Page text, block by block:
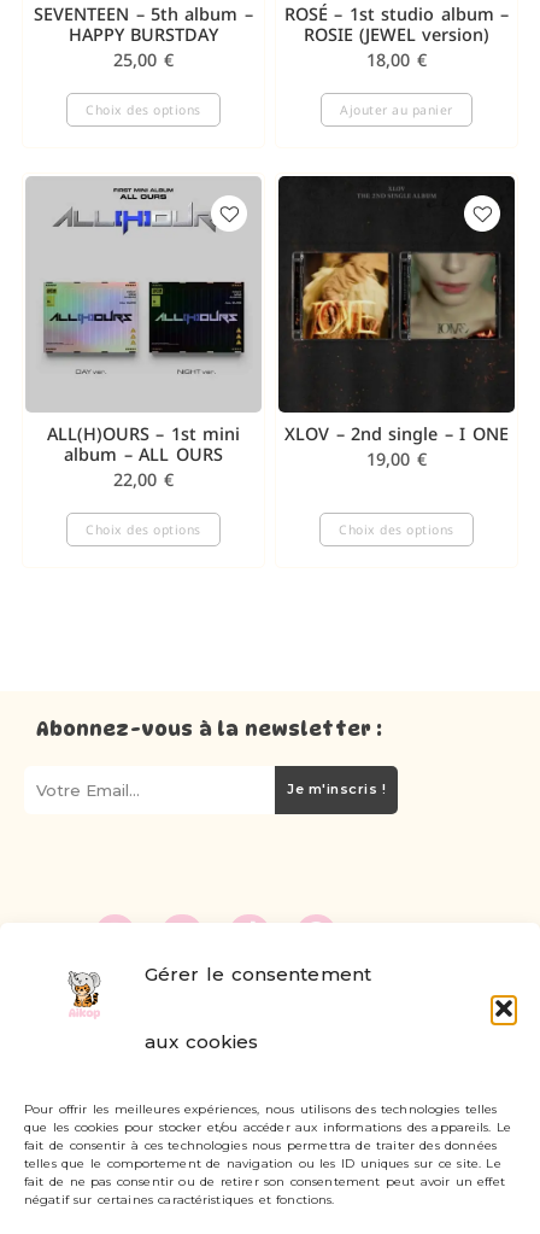
Gérer le consentement
aux cookies
Pour offrir les meilleures expériences, nous utilisons des technologies telles
que les cookies pour stocker et/ou accéder aux informations des appareils. Le
fait de consentir à ces technologies nous permettra de traiter des données
telles que le comportement de navigation ou les ID uniques sur ce site. Le
fait de ne pas consentir ou de retirer son consentement peut avoir un effet
négatif sur certaines caractéristiques et fonctions.
SEVENTEEN – 5th album –
HAPPY BURSTDAY
25,00 €
Choix des options
ROSÉ – 1st studio album –
ROSIE (JEWEL version)
18,00 €
Ajouter au panier
ALL(H)OURS – 1st mini
album – ALL OURS
22,00 €
Choix des options
XLOV – 2nd single – I ONE
19,00 €
Choix des options
Abonnez-vous à la newsletter :
Je m'inscris !
Livraisons et retours
Mon compte